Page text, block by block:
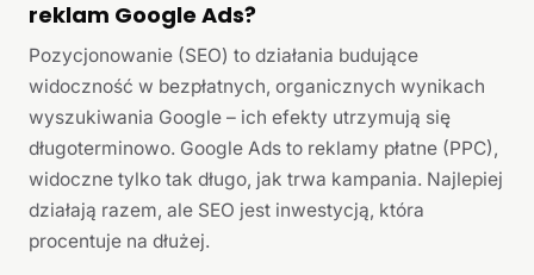
reklam Google Ads?
Pozycjonowanie (SEO) to działania budujące
widoczność w bezpłatnych, organicznych wynikach
wyszukiwania Google – ich efekty utrzymują się
długoterminowo. Google Ads to reklamy płatne (PPC),
widoczne tylko tak długo, jak trwa kampania. Najlepiej
działają razem, ale SEO jest inwestycją, która
procentuje na dłużej.